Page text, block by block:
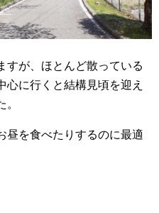
すが、ほとんど散っている
心に行くと結構見頃を迎え
昼を食べたりするのに最適